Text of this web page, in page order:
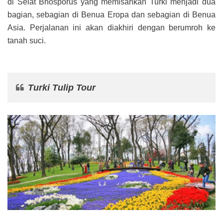
bagian, sebagian di Benua Eropa dan sebagian di Benua
Asia. Perjalanan ini akan diakhiri dengan berumroh ke
tanah suci.
Turki Tulip Tour